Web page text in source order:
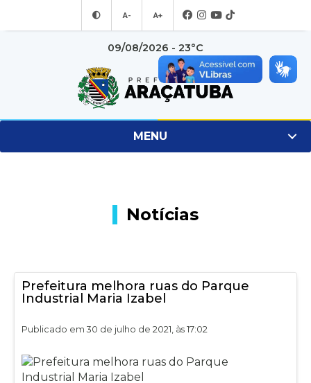
A- A+
09/08/2026 - 23°C
MENU
Notícias
Prefeitura melhora ruas do Parque
Industrial Maria Izabel
Publicado em 30 de julho de 2021, às 17:02